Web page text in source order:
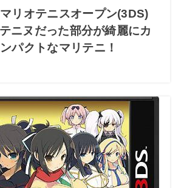
マリオテニスオープン(3DS)
ニヌだった部分が綺麗にカ
パクトなマリテニ！